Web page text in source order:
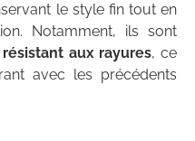
le style fin tout en
Notamment, ils sont
aux rayures, ce
avec les précédents